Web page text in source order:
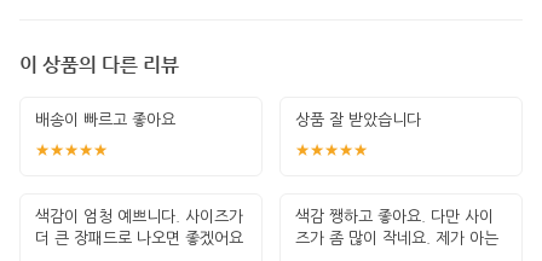
이 상품의 다른 리뷰
배송이 빠르고 좋아요
★★★★★
상품 잘 받았습니다
★★★★★
색감이 엄청 예쁘니다. 사이즈가
더 큰 장패드로 나오면 좋겠어요
색감 쨍하고 좋아요. 다만 사이
즈가 좀 많이 작네요. 제가 아는